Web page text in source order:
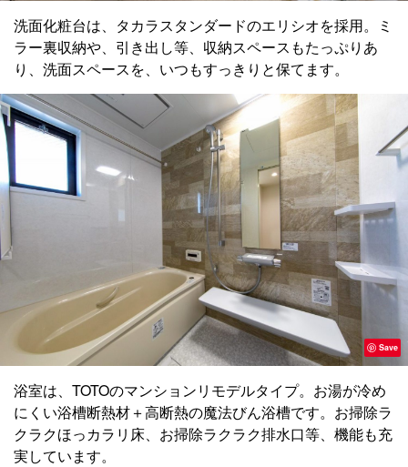
洗面化粧台は、タカラスタンダードのエリシオを採用。ミ
ラー裏収納や、引き出し等、収納スペースもたっぷりあ
り、洗面スペースを、いつもすっきりと保てます。
Save
浴室は、TOTOのマンションリモデルタイプ。お湯が冷め
にくい浴槽断熱材＋高断熱の魔法びん浴槽です。お掃除ラ
クラクほっカラリ床、お掃除ラクラク排水口等、機能も充
実しています。